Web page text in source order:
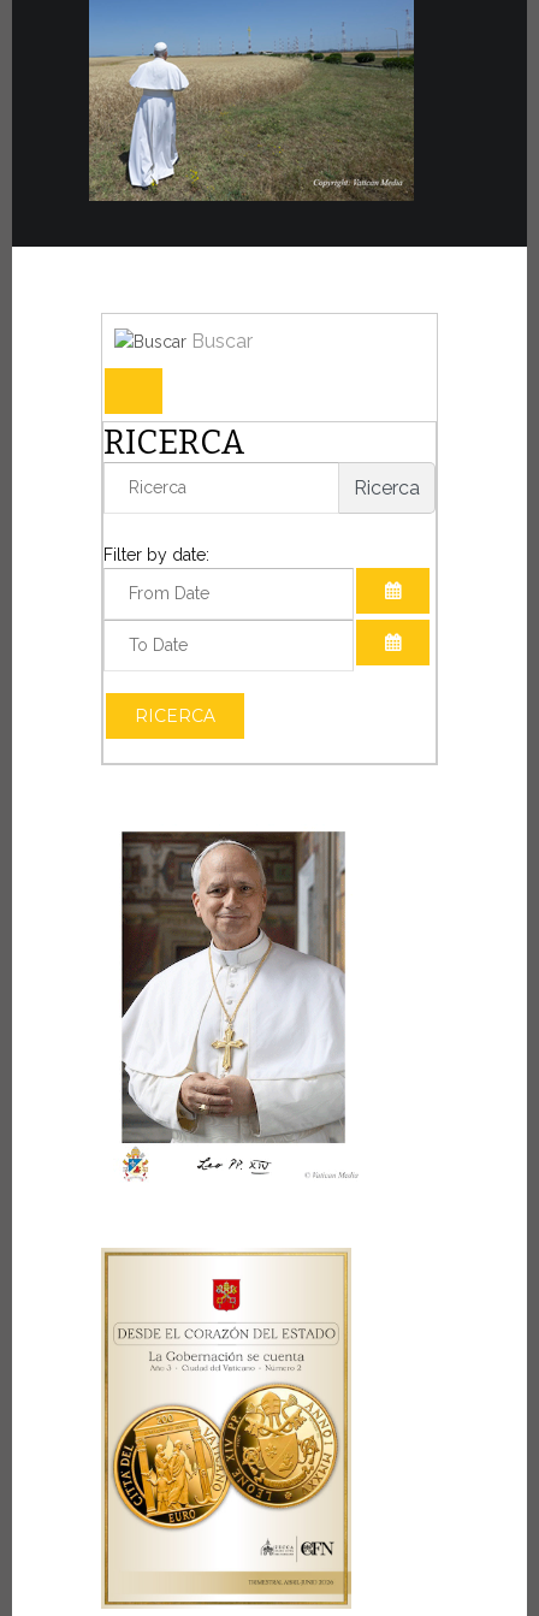
Buscar
RICERCA
Ricerca
Filter by date:
ABRIR EL
RICERCA